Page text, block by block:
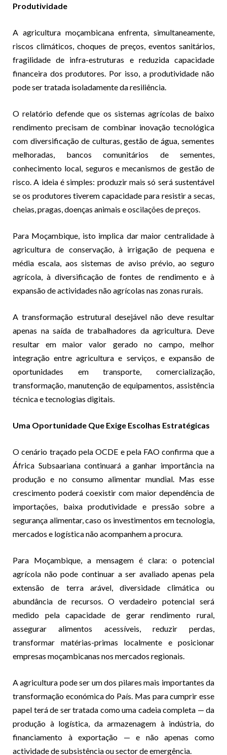
Produtividade
A agricultura moçambicana enfrenta, simultaneamente,
riscos climáticos, choques de preços, eventos sanitários,
fragilidade de infra-estruturas e reduzida capacidade
financeira dos produtores. Por isso, a produtividade não
pode ser tratada isoladamente da resiliência.
O relatório defende que os sistemas agrícolas de baixo
rendimento precisam de combinar inovação tecnológica
com diversificação de culturas, gestão de água, sementes
melhoradas, bancos comunitários de sementes,
conhecimento local, seguros e mecanismos de gestão de
risco. A ideia é simples: produzir mais só será sustentável
se os produtores tiverem capacidade para resistir a secas,
cheias, pragas, doenças animais e oscilações de preços.
Para Moçambique, isto implica dar maior centralidade à
agricultura de conservação, à irrigação de pequena e
média escala, aos sistemas de aviso prévio, ao seguro
agrícola, à diversificação de fontes de rendimento e à
expansão de actividades não agrícolas nas zonas rurais.
A transformação estrutural desejável não deve resultar
apenas na saída de trabalhadores da agricultura. Deve
resultar em maior valor gerado no campo, melhor
integração entre agricultura e serviços, e expansão de
oportunidades em transporte, comercialização,
transformação, manutenção de equipamentos, assistência
técnica e tecnologias digitais.
Uma Oportunidade Que Exige Escolhas Estratégicas
O cenário traçado pela OCDE e pela FAO confirma que a
África Subsaariana continuará a ganhar importância na
produção e no consumo alimentar mundial. Mas esse
crescimento poderá coexistir com maior dependência de
importações, baixa produtividade e pressão sobre a
segurança alimentar, caso os investimentos em tecnologia,
mercados e logística não acompanhem a procura.
Para Moçambique, a mensagem é clara: o potencial
agrícola não pode continuar a ser avaliado apenas pela
extensão de terra arável, diversidade climática ou
abundância de recursos. O verdadeiro potencial será
medido pela capacidade de gerar rendimento rural,
assegurar alimentos acessíveis, reduzir perdas,
transformar matérias-primas localmente e posicionar
empresas moçambicanas nos mercados regionais.
A agricultura pode ser um dos pilares mais importantes da
transformação económica do País. Mas para cumprir esse
papel terá de ser tratada como uma cadeia completa — da
produção à logística, da armazenagem à indústria, do
financiamento à exportação — e não apenas como
actividade de subsistência ou sector de emergência.